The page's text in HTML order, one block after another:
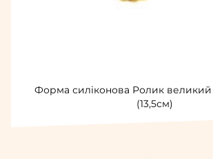
Форма силіконова Ролик великий
(13,5см)